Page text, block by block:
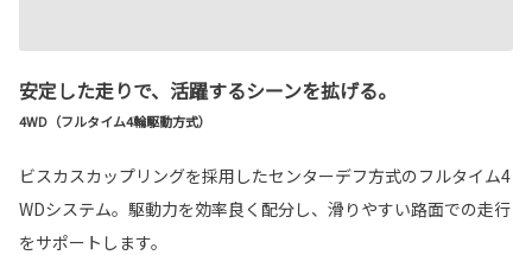
安定した走りで、活躍するシーンを拡げる。
4WD（フルタイム4輪駆動方式）
ビスカスカップリングを採用したセンターデフ方式のフルタイム4
WDシステム。駆動力を効率良く配分し、滑りやすい路面での走行
をサポートします。